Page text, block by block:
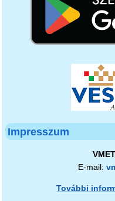
Impresszum
E-mail:
További